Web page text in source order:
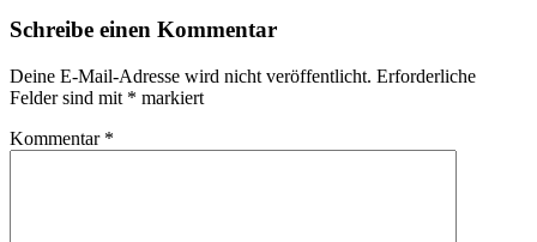
Schreibe einen Kommentar
Deine E-Mail-Adresse wird nicht veröffentlicht. Erforderliche
Felder sind mit * markiert
Kommentar *